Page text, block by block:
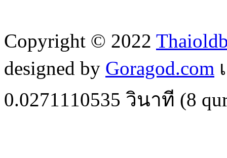
Copyright © 2022
designed by Goragod.com
0.0271110535 วินาที (8